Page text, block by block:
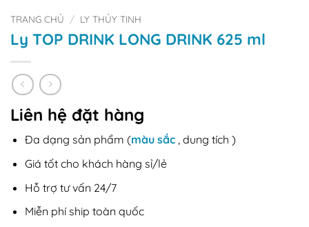
TRANG CHỦ / LY THỦY TINH
Ly TOP DRINK LONG DRINK 625 ml
Liên hệ đặt hàng
Đa dạng sản phẩm (màu sắc, dung tích )
Giá tốt cho khách hàng sỉ/lẻ
Hỗ trợ tư vấn 24/7
Miễn phí ship toàn quốc